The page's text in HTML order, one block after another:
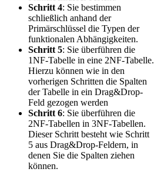
Schritt 4: Sie bestimmen
schließlich anhand der
Primärschlüssel die Typen der
funktionalen Abhängigkeiten.
Schritt 5: Sie überführen die
1NF-Tabelle in eine 2NF-Tabelle.
Hierzu können wie in den
vorherigen Schritten die Spalten
der Tabelle in ein Drag&Drop-
Feld gezogen werden
Schritt 6: Sie überführen die
2NF-Tabellen in 3NF-Tabellen.
Dieser Schritt besteht wie Schritt
5 aus Drag&Drop-Feldern, in
denen Sie die Spalten ziehen
können.​